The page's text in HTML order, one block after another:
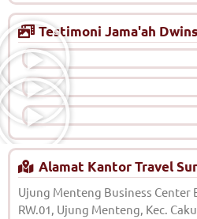
Testimoni Jama'ah
Alamat Kantor Travel
Ujung Menteng Business Center
RW.01, Ujung Menteng, Kec.